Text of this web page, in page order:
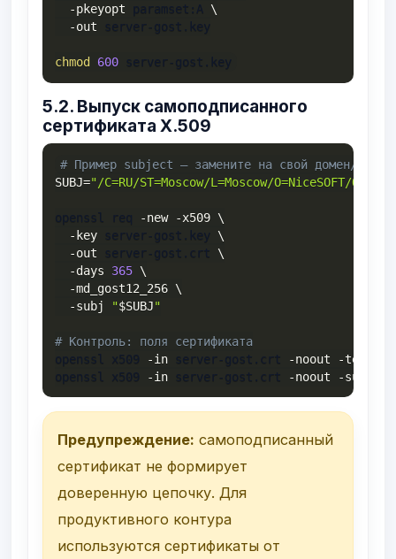
-pkeyopt
\
-out
chmod 600
5.2. Выпуск самоподписанного
сертификата X.509
# Пример subject — замените на свой домен/
SUBJ="/C=RU/ST=Moscow/L=Moscow/O=NiceSOFT/
-new -x509 \
-key
\
-out
\
-days
365 \
-md_gost12_256 \
-subj
"$SUBJ"
# Контроль: поля сертификата
-in -noout -text
-in -noout -subject
Предупреждение: самоподписанный
сертификат не формирует
доверенную цепочку. Для
продуктивного контура
используются сертификаты от